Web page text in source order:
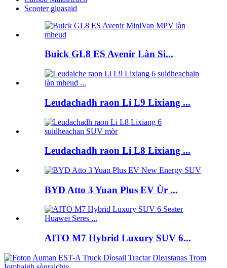
Scooter gluasaid
Buick GL8 ES Avenir Làn Si...
Leudachadh raon Li L9 Lixiang ...
Leudachadh raon Li L8 Lixiang ...
BYD Atto 3 Yuan Plus EV Ùr ...
AITO M7 Hybrid Luxury SUV 6...